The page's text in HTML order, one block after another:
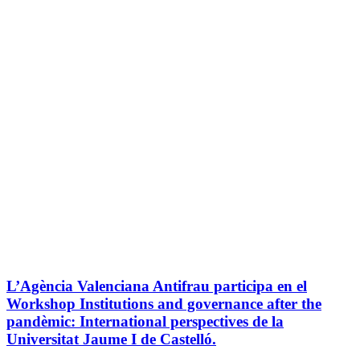
L’Agència Valenciana Antifrau participa en el
Workshop Institutions and governance after the
pandèmic: International perspectives de la
Universitat Jaume I de Castelló.